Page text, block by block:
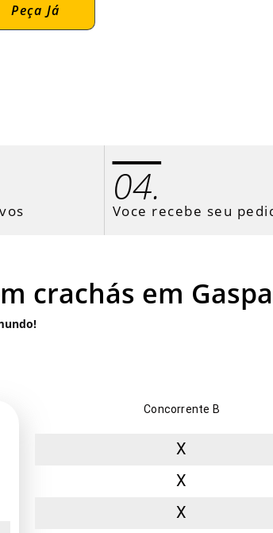
Peça Já
04.
Voce recebe seu
crachás em
Concorrente B
X
X
X